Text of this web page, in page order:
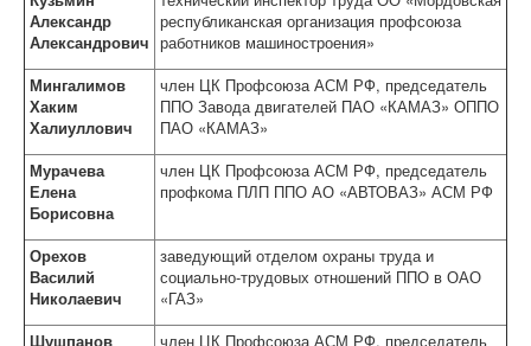
Коллективно-договорная кампания
Обзор ситуации в отрасли
Динамика средней заработной в отрасли
Средняя заработная на предприятиях отрасли
Профстандарты
Комиссия по социально-экономическим вопросам
Правовая защита
Законодательство
Проекты законов, НПА
Судебная практика
Практика правоприменения
Информационная работа
Международное сотрудничество
Организационная работа
Органы Профсоюза
Съезд Профсоюза
Александр
Александрович
республиканская организация профсоюза
работников машиностроения»
Мингалимов
Хаким
Халиуллович
член ЦК Профсоюза АСМ РФ, председатель
ППО Завода двигателей ПАО «КАМАЗ» ОППО
ПАО «КАМАЗ»
Мурачева
Елена
Борисовна
член ЦК Профсоюза АСМ РФ, председатель
профкома ПЛП ППО АО «АВТОВАЗ» АСМ РФ
Орехов
Василий
Николаевич
заведующий отделом охраны труда и
социально-трудовых отношений ППО в ОАО
«ГАЗ»
Шушпанов
член ЦК Профсоюза АСМ РФ, председатель